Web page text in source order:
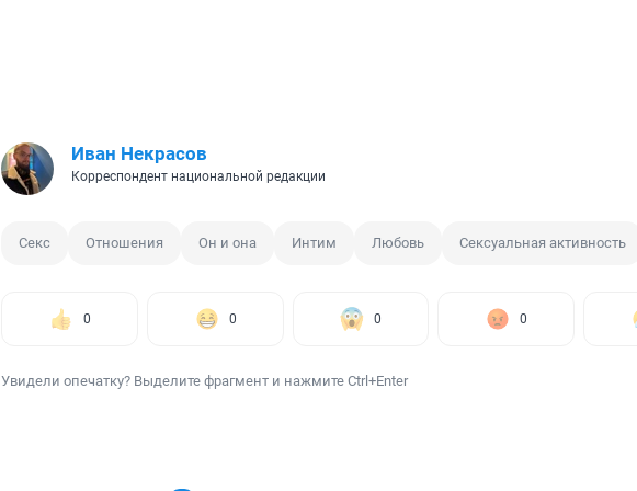
Иван Некрасов
Корреспондент национальной редакции
Секс Отношения Он и она Интим Любовь Сексуальная активность
0 0 0 0
Увидели опечатку? Выделите фрагмент и нажмите Ctrl+Enter